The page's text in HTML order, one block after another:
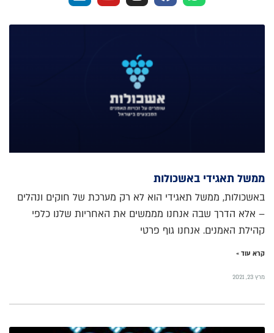
ממשל תאגידי באשכולות
באשכולות, ממשל תאגידי הוא לא רק מערכת של חוקים ונהלים
– אלא הדרך שבה אנחנו מממשים את האחריות שלנו כלפי
קהילת האמנים. אנחנו גוף פרטי
קרא עוד »
מרץ 23, 2021